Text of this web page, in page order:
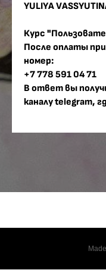
YULIYA
Курс
После оплаты
номер:
+7 778 591 04 71
В ответ вы
каналу telegram,